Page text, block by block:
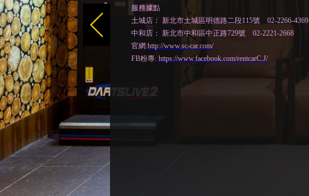
服務據點
土城店： 新北市土城區明德路二段115號 02-2266-4369
中和店： 新北市中和區中正路729號 02-2221-2668
官網:http://www.sc-car.com/
FB粉專: https://www.facebook.com/rentcarC.J/